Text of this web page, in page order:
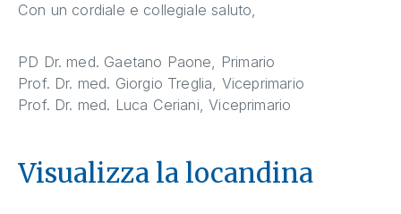
Con un cordiale e collegiale saluto,
PD Dr. med. Gaetano Paone, Primario
Prof. Dr. med. Giorgio Treglia, Viceprimario
Prof. Dr. med. Luca Ceriani, Viceprimario
Visualizza la locandina